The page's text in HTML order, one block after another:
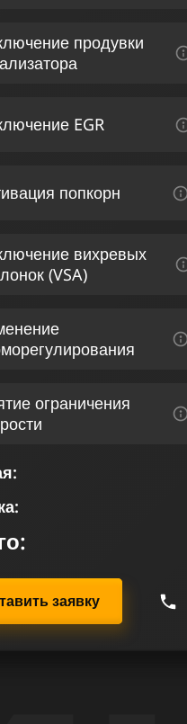
продувки
EGR
попкорн
вихревых
(VSA)
ограничения
заявку